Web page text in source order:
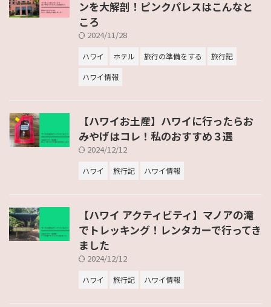
ンを大解剖！ピンクパレスはこんなと
ころ
2024/11/28
ハワイ ホテル 旅行の準備をする
旅行記
ハワイ情報
【ハワイお土産】ハワイに行ったらお
みやげはコレ！私のおすすめ３選
2024/12/12
ハワイ 旅行記 ハワイ情報
【ハワイ アクティビティ】マノアの滝
でトレッキング！レンタカーで行ってき
ました
2024/12/12
ハワイ 旅行記 ハワイ情報